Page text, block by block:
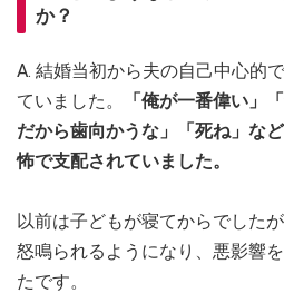
か？
A. 結婚当初から夫の自己中心的
ていました。
「俺が一番偉い」
だから歯向かうな」「死ね」な
怖で支配されていました。
以前は子どもが寝てからでした
怒鳴られるようになり、悪影響
たです。